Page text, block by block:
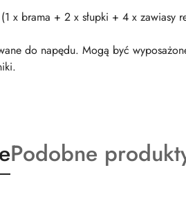
(1 x brama + 2 x słupki + 4 x zawiasy
do napędu. Mogą być
Produkty
o
Podobne